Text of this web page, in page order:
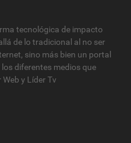
tecnológica de impacto
de lo tradicional al no ser
sino más bien un portal
diferentes medios que
y Líder Tv